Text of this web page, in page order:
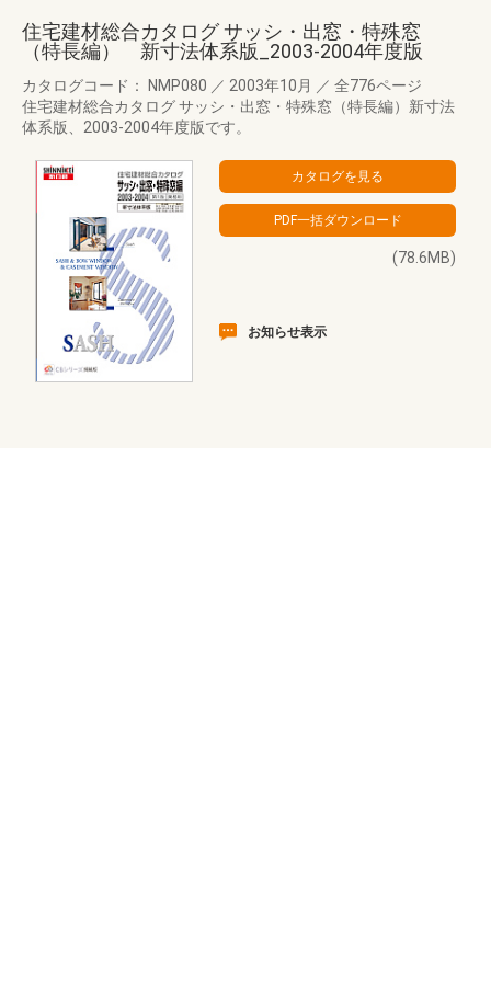
住宅建材総合カタログ サッシ・出窓・特殊窓
（特長編） 新寸法体系版_2003-2004年度版
カタログコード： NMP080 ／ 2003年10月 ／ 全776ページ
住宅建材総合カタログ サッシ・出窓・特殊窓（特長編）新寸法
体系版、2003-2004年度版です。
(78.6MB)
お知らせ表示